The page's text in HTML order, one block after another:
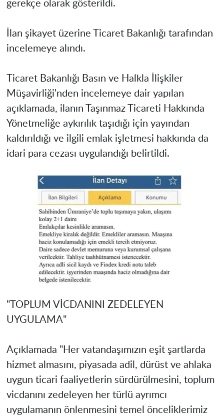
gerekçe olarak gösterildi.
İlan şikayet üzerine Ticaret Bakanlığı tarafından
incelemeye alındı.
Ticaret Bakanlığı Basın ve Halkla İlişkiler
Müşavirliği'nden incelemeye dair yapılan
açıklamada, ilanın Taşınmaz Ticareti Hakkında
Yönetmeliğe aykırılık taşıdığı için yayından
kaldırıldığı ve ilgili emlak işletmesi hakkında da
idari para cezası uygulandığı belirtildi.
"TOPLUM VİCDANINI ZEDELEYEN
UYGULAMA"
Açıklamada "Her vatandaşımızın eşit şartlarda
hizmet almasını, piyasada adil, dürüst ve ahlaka
uygun ticari faaliyetlerin sürdürülmesini, toplum
vicdanını zedeleyen her türlü ayrımcı
uygulamanın önlenmesini temel önceliklerimiz